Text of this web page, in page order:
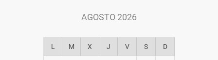
AGOSTO 2026
L M X J V S D